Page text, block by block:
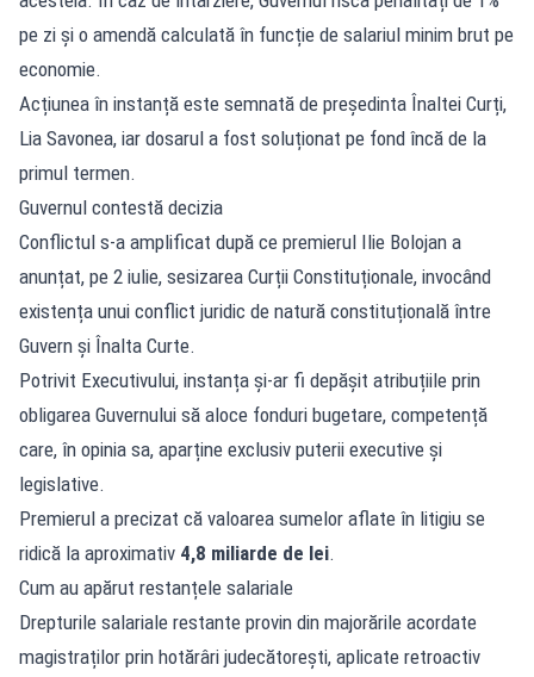
pe zi și o amendă calculată în funcție de salariul minim brut pe
economie.
Acțiunea în instanță este semnată de președinta Înaltei Curți,
Lia Savonea, iar dosarul a fost soluționat pe fond încă de la
primul termen.
Guvernul contestă decizia
Conflictul s-a amplificat după ce premierul Ilie Bolojan a
anunțat, pe 2 iulie, sesizarea Curții Constituționale, invocând
existența unui conflict juridic de natură constituțională între
Guvern și Înalta Curte.
Potrivit Executivului, instanța și-ar fi depășit atribuțiile prin
obligarea Guvernului să aloce fonduri bugetare, competență
care, în opinia sa, aparține exclusiv puterii executive și
legislative.
Premierul a precizat că valoarea sumelor aflate în litigiu se
ridică la aproximativ 4,8 miliarde de lei.
Cum au apărut restanțele salariale
Drepturile salariale restante provin din majorările acordate
magistraților prin hotărâri judecătorești, aplicate retroactiv